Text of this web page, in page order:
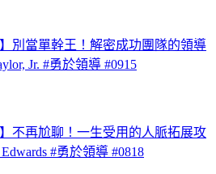
別當單幹王！解密成功團隊的領導
Jr. #勇於領導 #0915
不再尬聊！一生受用的人脈拓展攻
#勇於領導 #0818